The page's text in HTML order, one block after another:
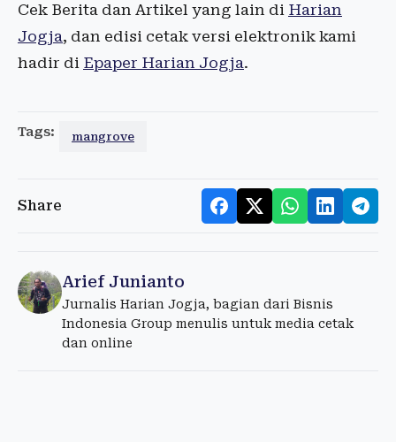
Cek Berita dan Artikel yang lain di Harian
Jogja, dan edisi cetak versi elektronik kami
hadir di Epaper Harian Jogja.
Tags: mangrove
Share
Arief Junianto
Jurnalis Harian Jogja, bagian dari Bisnis
Indonesia Group menulis untuk media cetak
dan online